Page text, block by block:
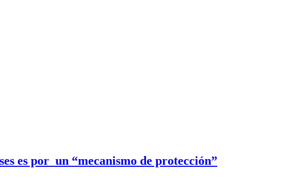
es por un “mecanismo de protección”